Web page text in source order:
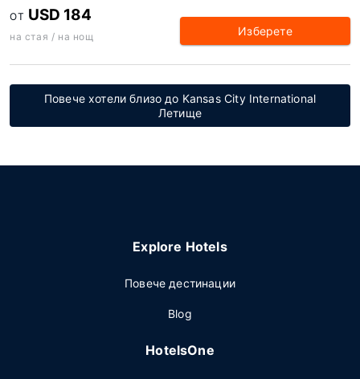
ОТ USD 184
на стая / на нощ Изберете
Повече хотели близо до Kansas City International
Летище
Explore Hotels
Повече дестинации
Blog
HotelsOne